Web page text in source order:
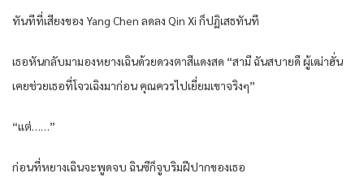
ทันทีที่เสียงของ Yang Chen ลดลง Qin Xi ก็ปฏิเสธทันที
เธอหันกลับมามองหยางเฉินด้วยดวงตาสีแดงสด “สามี ฉันสบายดี ผู้เฒ่าฮั่น
เคยช่วยเธอที่โจวเฉิงมาก่อน คุณควรไปเยี่ยมเขาจริงๆ”
“แต่……”
ก่อนที่หยางเฉินจะพูดจบ ฉินซีก็จูบริมฝีปากของเธอ